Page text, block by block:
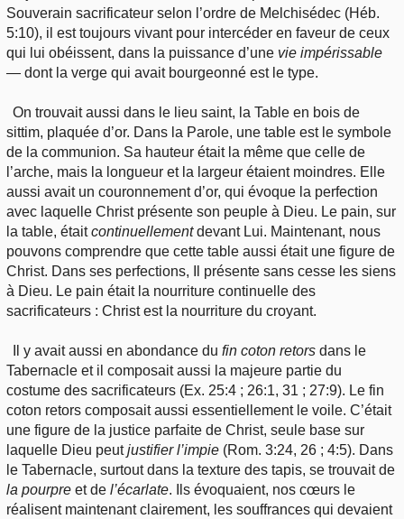
Souverain sacrificateur selon l’ordre de Melchisédec (Héb.
5:10), il est toujours vivant pour intercéder en faveur de ceux
qui lui obéissent, dans la puissance d’une vie impérissable
— dont la verge qui avait bourgeonné est le type.
On trouvait aussi dans le lieu saint, la Table en bois de
sittim, plaquée d’or. Dans la Parole, une table est le symbole
de la communion. Sa hauteur était la même que celle de
l’arche, mais la longueur et la largeur étaient moindres. Elle
aussi avait un couronnement d’or, qui évoque la perfection
avec laquelle Christ présente son peuple à Dieu. Le pain, sur
la table, étaitcontinuellementdevant Lui. Maintenant, nous
pouvons comprendre que cette table aussi était une figure de
Christ. Dans ses perfections, Il présente sans cesse les siens
à Dieu. Le pain était la nourriture continuelle des
sacrificateurs : Christ est la nourriture du croyant.
Il y avait aussi en abondance dufin coton retors dans le
Tabernacle et il composait aussi la majeure partie du
costume des sacrificateurs (Ex. 25:4 ; 26:1, 31 ; 27:9). Le fin
coton retors composait aussi essentiellement le voile. C’était
une figure de la justice parfaite de Christ, seule base sur
laquelle Dieu peutjustifierl’impie (Rom. 3:24, 26 ; 4:5). Dans
le Tabernacle, surtout dans la texture des tapis, se trouvait de
la pourpre et de l’écarlate. Ils évoquaient, nos cœurs le
réalisent maintenant clairement, les souffrances qui devaient